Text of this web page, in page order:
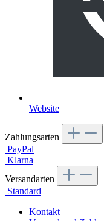
Website
Zahlungsarten
PayPal
Klarna
Versandarten
Standard
Kontakt